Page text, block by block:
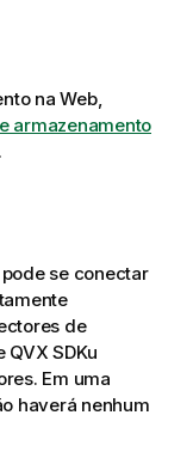
na Web,
armazenamento
.
se conectar
de
QVX SDKu
Em uma
haverá nenhum